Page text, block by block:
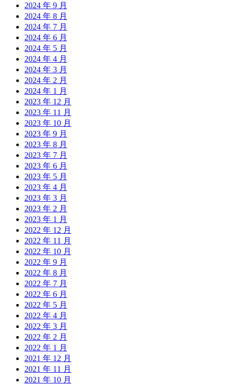
2024 年 9 月
2024 年 8 月
2024 年 7 月
2024 年 6 月
2024 年 5 月
2024 年 4 月
2024 年 3 月
2024 年 2 月
2024 年 1 月
2023 年 12 月
2023 年 11 月
2023 年 10 月
2023 年 9 月
2023 年 8 月
2023 年 7 月
2023 年 6 月
2023 年 5 月
2023 年 4 月
2023 年 3 月
2023 年 2 月
2023 年 1 月
2022 年 12 月
2022 年 11 月
2022 年 10 月
2022 年 9 月
2022 年 8 月
2022 年 7 月
2022 年 6 月
2022 年 5 月
2022 年 4 月
2022 年 3 月
2022 年 2 月
2022 年 1 月
2021 年 12 月
2021 年 11 月
2021 年 10 月